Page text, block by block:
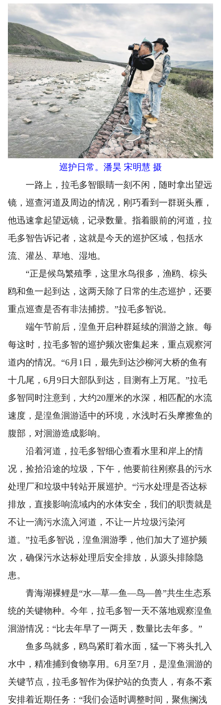
巡护日常。潘昊 宋明慧 摄
一路上，拉毛多智眼睛一刻不闲，随时拿出望远
镜，巡查河道及周边的情况，刚巧看到一群斑头雁，
他迅速拿起望远镜，记录数量。指着眼前的河道，拉
毛多智告诉记者，这就是今天的巡护区域，包括水
流、灌丛、草地、湿地。
“正是候鸟繁殖季，这里水鸟很多，渔鸥、棕头
鸥和鱼一起到达，这两天除了日常的生态巡护，还要
重点巡查是否有非法捕捞。”拉毛多智说。
端午节前后，湟鱼开启种群延续的洄游之旅。每
每这时，拉毛多智的巡护频次密集起来，重点观察河
道内的情况。“6月1日，最先到达沙柳河大桥的鱼有
十几尾，6月9日大部队到达，目测有上万尾。”拉毛
多智同时注意到，大约20厘米的水深，相匹配的水流
速度，是湟鱼洄游适中的环境，水浅时石头摩擦鱼的
腹部，对洄游造成影响。
沿着河道，拉毛多智细心查看水里和岸上的情
况，捡拾沿途的垃圾，下午，他要前往刚察县的污水
处理厂和垃圾中转站开展巡护。“污水处理是否达标
排放，直接影响流域内的水体安全，我们的职责就是
不让一滴污水流入河道，不让一片垃圾污染河
道。”拉毛多智说，湟鱼洄游季，他们加大了巡护频
次，确保污水达标处理后安全排放，从源头排除隐
患。
青海湖裸鲤是“水—草—鱼—鸟—兽”共生生态系
统的关键物种。今年，拉毛多智一天不落地观察湟鱼
洄游情况：“比去年早了一两天，数量比去年多。”
鱼多鸟就多，鸥鸟紧盯着水面，猛一下将头扎入
水中，精准捕到食物享用。6月至7月，是湟鱼洄游的
关键节点，拉毛多智作为保护站的负责人，有条不紊
安排着近期任务：“我们会适时调整时间，聚焦搁浅